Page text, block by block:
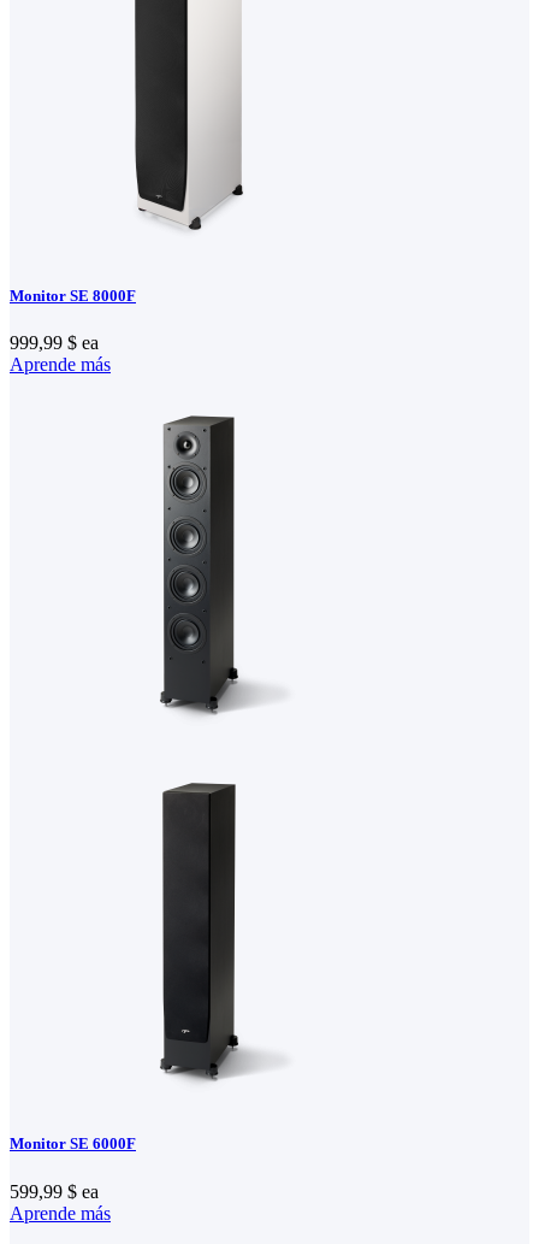
Monitor SE 8000F
999,99 $ ea
Aprende más
Monitor SE 6000F
599,99 $ ea
Aprende más